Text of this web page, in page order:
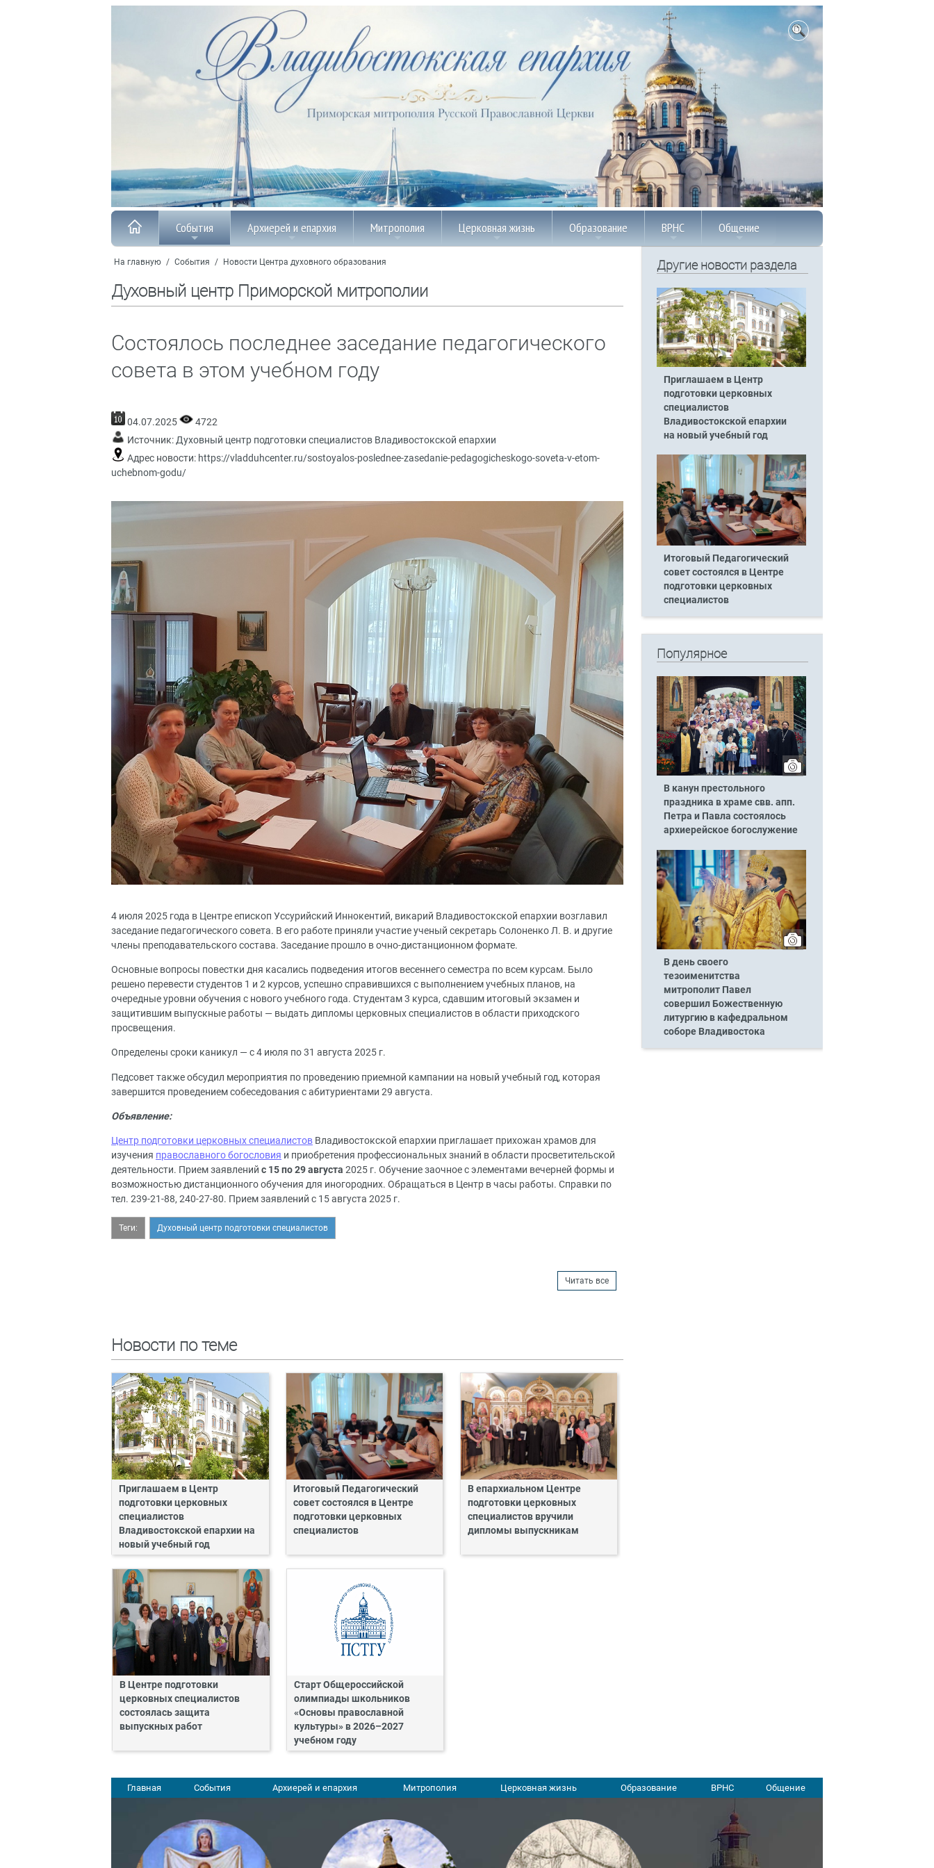
События Архиерей и епархия Митрополия Церковная жизнь Образование ВРНС Общение
На главную / События / Новости Центра духовного образования
Духовный центр Приморской митрополии
Состоялось последнее заседание педагогического
совета в этом учебном году
04.07.2025
4722
Источник:Духовный центр подготовки специалистов Владивостокской епархии
Адрес новости: https://vladduhcenter.ru/sostoyalos-poslednee-zasedanie-pedagogicheskogo-soveta-v-etom-
uchebnom-godu/
4 июля 2025 года в Центре епископ Уссурийский Иннокентий, викарий Владивостокской епархии возглавил
заседание педагогического совета. В его работе приняли участие ученый секретарь Солоненко Л. В. и другие
члены преподавательского состава. Заседание прошло в очно-дистанционном формате.
Основные вопросы повестки дня касались подведения итогов весеннего семестра по всем курсам. Было
решено перевести студентов 1 и 2 курсов, успешно справившихся с выполнением учебных планов, на
очередные уровни обучения с нового учебного года. Студентам 3 курса, сдавшим итоговый экзамен и
защитившим выпускные работы — выдать дипломы церковных специалистов в области приходского
просвещения.
Определены сроки каникул — с 4 июля по 31 августа 2025 г.
Педсовет также обсудил мероприятия по проведению приемной кампании на новый учебный год, которая
завершится проведением собеседования с абитуриентами 29 августа.
Объявление:
Центр подготовки церковных специалистов Владивостокской епархии приглашает прихожан храмов для
изучения православного богословия и приобретения профессиональных знаний в области просветительской
деятельности. Прием заявлений с 15 по 29 августа 2025 г. Обучение заочное с элементами вечерней формы и
возможностью дистанционного обучения для иногородних. Обращаться в Центр в часы работы. Справки по
тел. 239-21-88, 240-27-80. Прием заявлений с 15 августа 2025 г.
Теги: Духовный центр подготовки специалистов
Читать все
Новости по теме
Приглашаем в Центр
подготовки церковных
специалистов
Владивостокской епархии на
новый учебный год
Итоговый Педагогический
совет состоялся в Центре
подготовки церковных
специалистов
В епархиальном Центре
подготовки церковных
специалистов вручили
дипломы выпускникам
В Центре подготовки
церковных специалистов
состоялась защита
выпускных работ
Старт Общероссийской
олимпиады школьников
«Основы православной
культуры» в 2026–2027
учебном году
Другие новости раздела
Приглашаем в Центр
подготовки церковных
специалистов
Владивостокской епархии
на новый учебный год
Итоговый Педагогический
совет состоялся в Центре
подготовки церковных
специалистов
Популярное
В канун престольного
праздника в храме свв. апп.
Петра и Павла состоялось
архиерейское богослужение
В день своего
тезоименитства
митрополит Павел
совершил Божественную
литургию в кафедральном
соборе Владивостока
Главная События Архиерей и епархия Митрополия Церковная жизнь Образование ВРНС Общение